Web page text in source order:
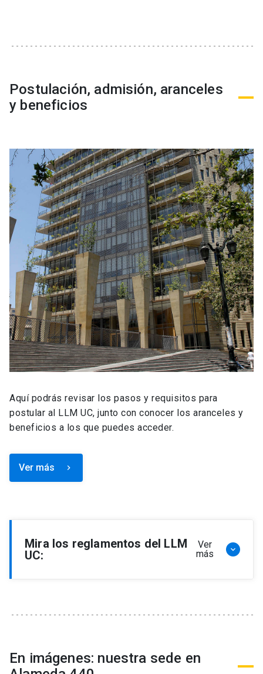
Postulación, admisión, aranceles
y beneficios
Aquí podrás revisar los pasos y requisitos para
postular al LLM UC, junto con conocer los aranceles y
beneficios a los que puedes acceder.
Ver más keyboard_arrow_right
Mira los reglamentos del LLM
UC:
Ver
más
keyboard_arrow_down
Reglamento de Becas y Descuentos Programa
de Magíster en Derecho, LLM
En imágenes: nuestra sede en